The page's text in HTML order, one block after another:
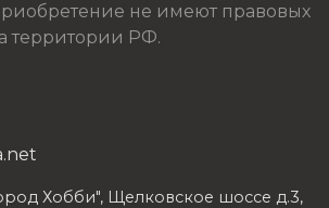
не имеют правовых
территории РФ.
Хобби", Щелковское шоссе д.3,